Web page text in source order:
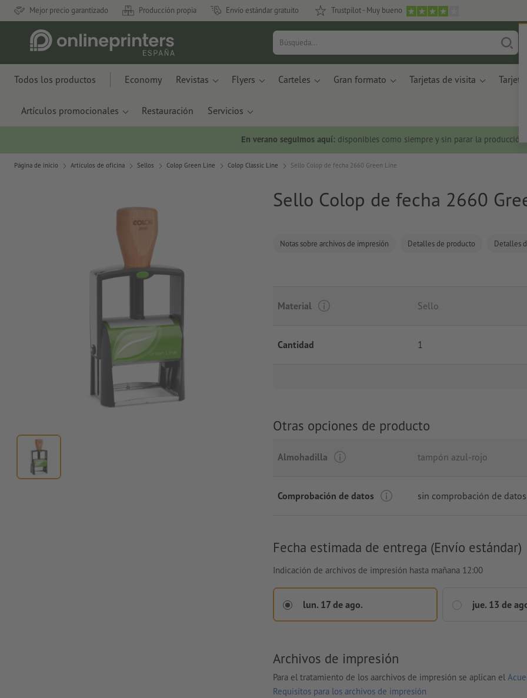
Mejor precio garantizado Producción propia Envío estándar gratuito Trustpilot - Muy bueno
Todos los productos Economy Revistas Flyers Carteles Gran formato Tarjetas de visita Tarjetas
Artículos promocionales Restauración Servicios
En verano seguimos aquí: disponibles como siempre y sin parar la producción.
Página de inicio Artículos de oficina Sellos Colop Green Line Colop Classic Line Sello Colop de fecha 2660 Green Line
Sello Colop de fecha 2660
Notas sobre archivos de impresión Detalles de producto Detalles
Material Sello
Cantidad 1
Otras opciones de producto
Almohadilla tampón azul-rojo
Comprobación de datos sin comprobación de datos
Fecha estimada de entrega (Envío estándar)
Indicación de archivos de impresión hasta mañana 12:00
lun. 17 de ago. jue. 13 de
Archivos de impresión
Para el tratamiento de los aarchivos de impresión se aplican el
Requisitos para los archivos de impresión